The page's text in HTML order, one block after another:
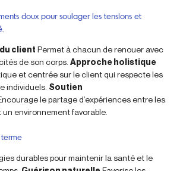
doux pour soulager les tensions et
client Permet à chacun de renouer avec
de son corps. Approche holistique
et centrée sur le client qui respecte les
individuels. Soutien
le partage d’expériences entre les
environnement favorable.
durables pour maintenir la santé et le